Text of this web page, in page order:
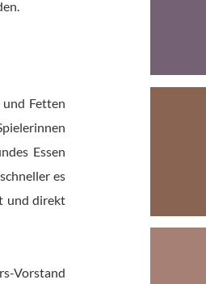
Fetten
Essen
es
und direkt
Vorstand